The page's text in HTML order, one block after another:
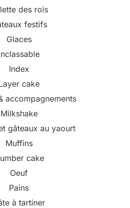
des rois
festifs
Glaces
Index
cake
accompagnements
Milkshake
gâteaux au yaourt
Muffins
cake
Oeuf
Pains
à tartiner